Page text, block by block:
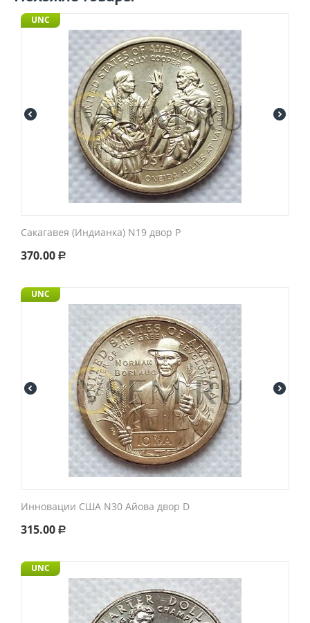
UNC
Сакагавея (Индианка) N19 двор P
370.00 Р
UNC
Инновации США N30 Айова двор D
315.00 Р
UNC